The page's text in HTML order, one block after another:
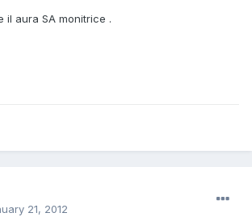
il aura SA monitrice .
21, 2012